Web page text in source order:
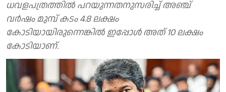
ധവളപത്രത്തിൽ പറയുന്നതനുസരിച്ച് അഞ്ച്
വര്‍ഷം മുമ്പ് കടം 4.8 ലക്ഷം
കോടിയായിരുന്നെങ്കില്‍ ഇപ്പോള്‍ അത് 10 ലക്ഷം
കോടിയാണ്.